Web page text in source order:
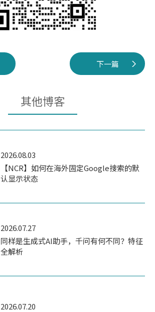
下一篇
其他博客
2026.08.03
【NCR】如何在海外固定Google搜索的默
认显示状态
2026.07.27
同样是生成式AI助手，千问有何不同？特征
全解析
2026.07.20